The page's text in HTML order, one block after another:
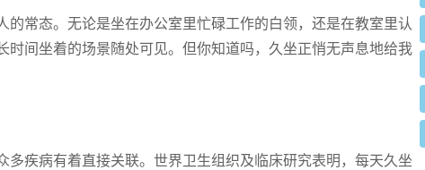
常态。无论是坐在办公室里忙碌工作的白领，还是在教室里认
间坐着的场景随处可见。但你知道吗，久坐正悄无声息地给我
疾病有着直接关联。世界卫生组织及临床研究表明，每天久坐